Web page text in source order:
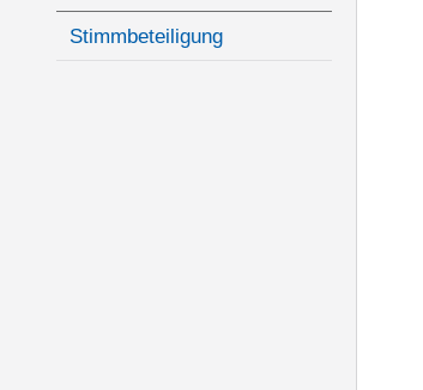
Stimmbeteiligung